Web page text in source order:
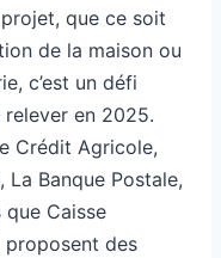
que ce soit
de la maison ou
c’est un défi
en 2025.
Crédit Agricole,
La Banque Postale,
Caisse
proposent des